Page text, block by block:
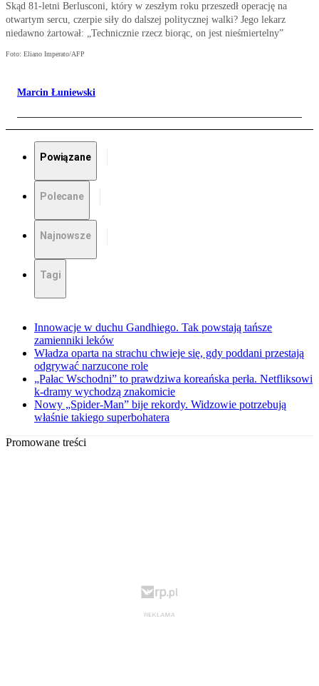
Skąd 81-letni Berlusconi, który w zeszłym roku przeszedł operację na
otwartym sercu, czerpie siły do dalszej politycznej walki? Jego lekarz
niedawno żartował: „Technicznie rzecz biorąc, on jest nieśmiertelny”
Foto: Eliano Imperato/AFP
Marcin Łuniewski
Powiązane
Polecane
Najnowsze
Tagi
Innowacje w duchu Gandhiego. Tak powstają tańsze
zamienniki leków
Władza oparta na strachu chwieje się, gdy poddani przestają
odgrywać narzucone role
„Pałac Wschodni” to prawdziwa koreańska perła. Netfliksowi
k-dramy wychodzą znakomicie
Nowy „Spider-Man” bije rekordy. Widzowie potrzebują
właśnie takiego superbohatera
Promowane treści